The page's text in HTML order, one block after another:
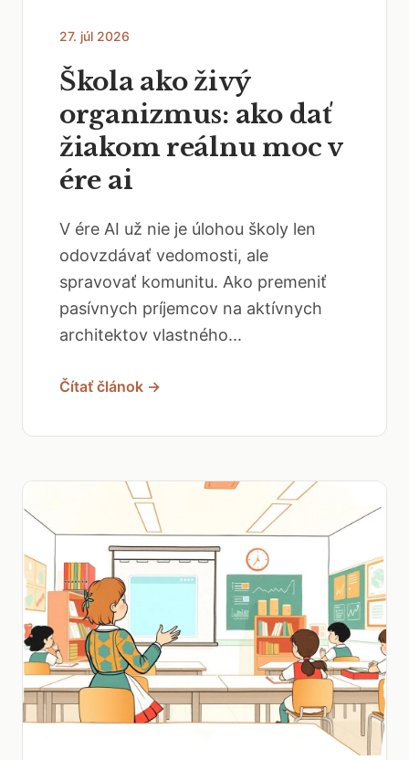
27. júl 2026
Škola ako živý
organizmus: ako dať
žiakom reálnu moc v
ére ai
V ére AI už nie je úlohou školy len
odovzdávať vedomosti, ale
spravovať komunitu. Ako premeniť
pasívnych príjemcov na aktívnych
architektov vlastného...
Čítať článok →